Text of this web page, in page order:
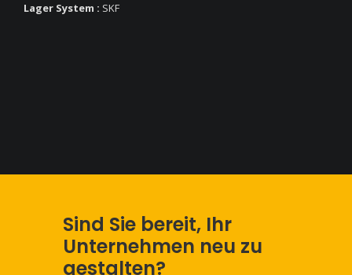
Lager System : SKF
Sind Sie bereit, Ihr
Unternehmen neu zu
gestalten?